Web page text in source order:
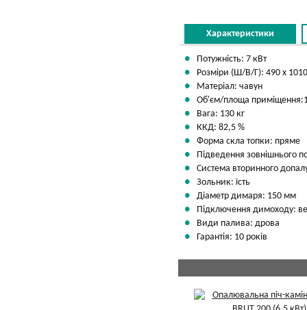
Характеристики
Потужність: 7 кВт
Розміри (Ш/В/Г): 490 х
Матеріал: чавун
Об'єм/площа
Вага: 130 кг
ККД: 82,5 %
Форма скла топки: пряме
Підведення зовнішнього
Система вторинного
Зольник: їсть
Діаметр димаря: 150 мм
Підключення димоходу:
Види палива: дрова
Гарантія: 10 років